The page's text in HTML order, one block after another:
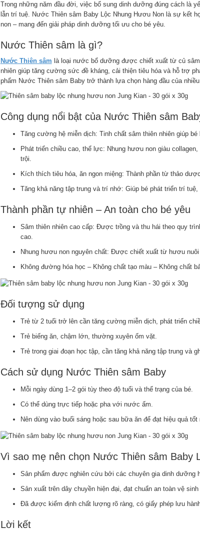
Trong những năm đầu đời, việc bổ sung dinh dưỡng đúng cách là
lẫn trí tuệ. Nước Thiên sâm Baby Lộc Nhung Hươu Non là sự kết
non – mang đến giải pháp dinh dưỡng tối ưu cho bé yêu.
Nước Thiên sâm là gì?
Nước Thiên sâm là loại nước bổ dưỡng được chiết xuất từ củ
nhiên giúp tăng cường sức đề kháng, cải thiện tiêu hóa và hỗ trợ
phẩm Nước Thiên sâm Baby trở thành lựa chọn hàng đầu của
Công dụng nổi bật của Nước Thiên sâm
Tăng cường hệ miễn dịch: Tinh chất sâm thiên nhiên giúp
Phát triển chiều cao, thể lực: Nhung hươu non giàu
trội.
Kích thích tiêu hóa, ăn ngon miệng: Thành phần từ thảo
Tăng khả năng tập trung và trí nhớ: Giúp bé phát triển trí
Thành phần tự nhiên – An toàn cho bé yêu
Sâm thiên nhiên cao cấp: Được trồng và thu hái theo quy
cao.
Nhung hươu non nguyên chất: Được chiết xuất từ hươu
Không đường hóa học – Không chất tạo màu – Không chất
Đối tượng sử dụng
Trẻ từ 2 tuổi trở lên cần tăng cường miễn dịch, phát triển
Trẻ biếng ăn, chậm lớn, thường xuyên ốm vặt.
Trẻ trong giai đoạn học tập, cần tăng khả năng tập trung và
Cách sử dụng Nước Thiên sâm Baby
Mỗi ngày dùng 1–2 gói tùy theo độ tuổi và thể trạng của bé.
Có thể dùng trực tiếp hoặc pha với nước ấm.
Nên dùng vào buổi sáng hoặc sau bữa ăn để đạt hiệu quả tốt
Vì sao mẹ nên chọn Nước Thiên sâm Baby
Sản phẩm được nghiên cứu bởi các chuyên gia dinh dưỡng
Sản xuất trên dây chuyền hiện đại, đạt chuẩn an toàn vệ
Đã được kiểm định chất lượng rõ ràng, có giấy phép lưu
Lời kết